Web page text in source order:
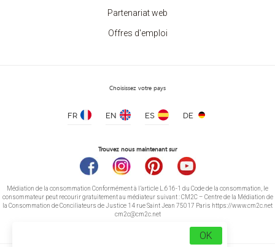
Partenariat web
Offres d'emploi
Choisissez votre pays
FR EN ES DE
Trouvez nous maintenant sur
Médiation de la consommation Conformément à l’article L.616-1 du Code de la consommation, le
consommateur peut recourir gratuitement au médiateur suivant : CM2C – Centre de la Médiation de
la Consommation de Conciliateurs de Justice 14 rue Saint Jean 75017 Paris https://www.cm2c.net
cm2c@cm2c.net
OK